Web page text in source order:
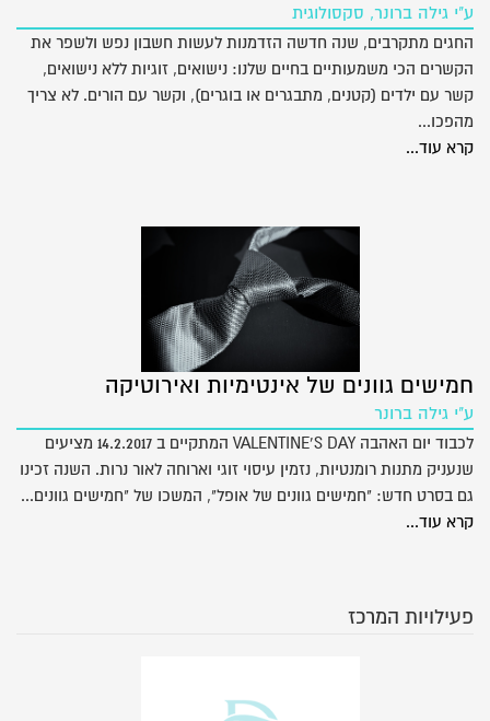
ע"י גילה ברונר, סקסולוגית
החגים מתקרבים, שנה חדשה הזדמנות לעשות חשבון נפש ולשפר את
הקשרים הכי משמעותיים בחיים שלנו: נישואים, זוגיות ללא נישואים,
קשר עם ילדים (קטנים, מתבגרים או בוגרים), וקשר עם הורים. לא צריך
מהפכו...
קרא עוד...
חמישים גוונים של אינטימיות ואירוטיקה
ע"י גילה ברונר
לכבוד יום האהבה VALENTINE’S DAY המתקיים ב 14.2.2017 מציעים
שנעניק מתנות רומנטיות, נזמין עיסוי זוגי וארוחה לאור נרות. השנה זכינו
גם בסרט חדש: "חמישים גוונים של אופל", המשכו של "חמישים גוונים...
קרא עוד...
פעילויות המרכז